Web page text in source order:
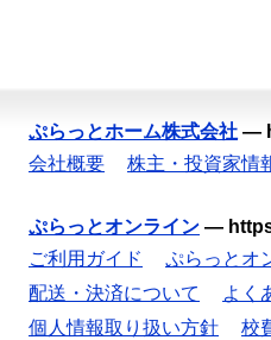
ぷらっとホーム株式会社 —
会社概要
株主・投資家情
ぷらっとオンライン —
ご利用ガイド
ぷらっとオ
配送・決済について
よく
個人情報取り扱い方針
校